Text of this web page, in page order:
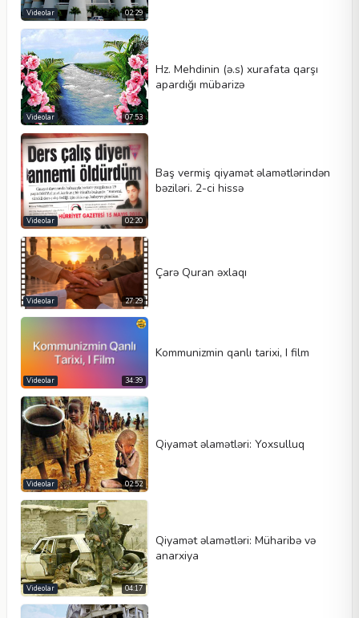
02:29
Videolar
07:53
Videolar
Hz. Mehdinin (ə.s) xurafata qarşı
apardığı mübarizə
02:20
Videolar
Baş vermiş qiyamət əlamətlərindən
bəziləri. 2-ci hissə
27:29
Videolar
Çarə Quran əxlaqı
34:39
Videolar
Kommunizmin qanlı tarixi, I film
02:52
Videolar
Qiyamət əlamətləri: Yoxsulluq
04:17
Videolar
Qiyamət əlamətləri: Müharibə və
anarxiya